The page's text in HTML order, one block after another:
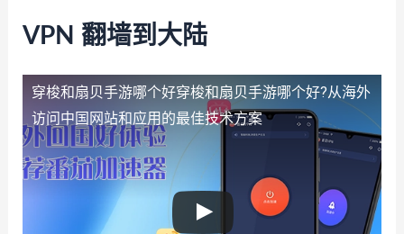
VPN 翻墙到大陆
穿梭和扇贝手游哪个好穿梭和扇贝手游哪个好?从海外
访问中国网站和应用的最佳技术方案